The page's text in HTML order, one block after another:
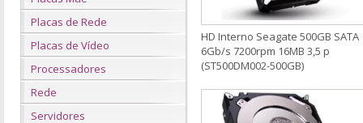
Placas de Rede
Placas de Vídeo
Processadores
Rede
Servidores
HD Interno Seagate 500GB SATA
6Gb/s 7200rpm 16MB 3,5 p
(ST500DM002-500GB)